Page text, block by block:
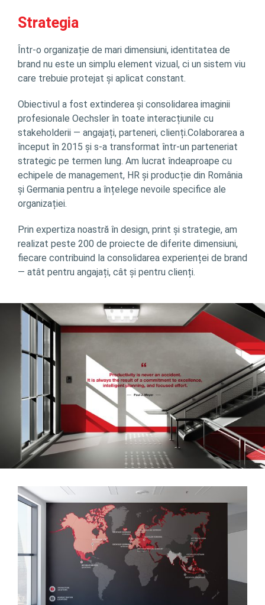
Strategia
Într-o organizație de mari dimensiuni, identitatea de
brand nu este un simplu element vizual, ci un sistem viu
care trebuie protejat și aplicat constant.
Obiectivul a fost extinderea și consolidarea imaginii
profesionale Oechsler în toate interacțiunile cu
stakeholderii — angajați, parteneri, clienți.Colaborarea a
început în 2015 și s-a transformat într-un parteneriat
strategic pe termen lung. Am lucrat îndeaproape cu
echipele de management, HR și producție din România
și Germania pentru a înțelege nevoile specifice ale
organizației.
Prin expertiza noastră în design, print și strategie, am
realizat peste 200 de proiecte de diferite dimensiuni,
fiecare contribuind la consolidarea experienței de brand
— atât pentru angajați, cât și pentru clienți.